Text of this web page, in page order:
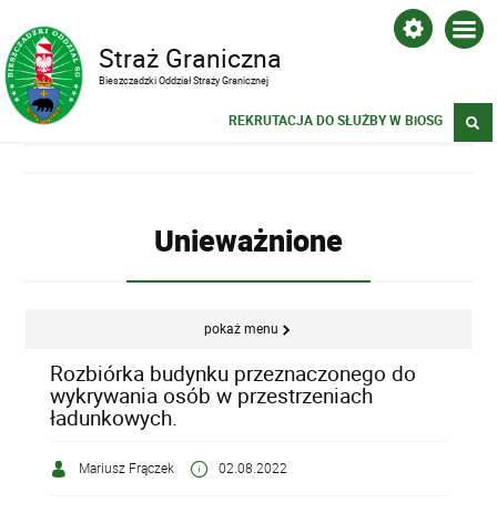
Straż Graniczna
Bieszczadzki Oddział Straży Granicznej
REKRUTACJA DO SŁUŻBY W BiOSG
Unieważnione
pokaż menu
Rozbiórka budynku przeznaczonego do
wykrywania osób w przestrzeniach
ładunkowych.
Mariusz Frączek 02.08.2022